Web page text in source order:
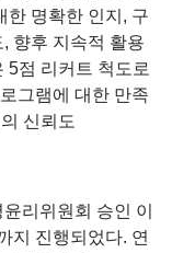
한 명확한 인지, 구
향후 지속적 활용
5점 리커트 척도로
그램에 대한 만족
신뢰도
리위원회 승인 이
지 진행되었다. 연